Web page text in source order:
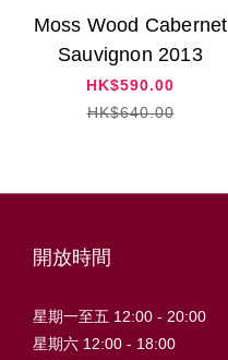
Moss Wood Cabernet
Sauvignon 2013
HK$590.00
HK$640.00
開放時間
星期一至五 12:00 - 20:00
星期六 12:00 - 18:00